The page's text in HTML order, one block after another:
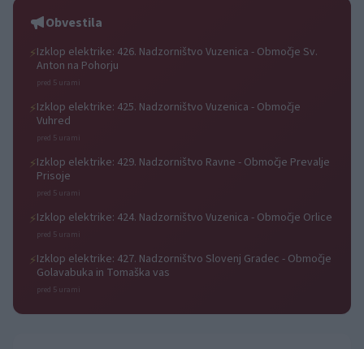
Obvestila
⚡Izklop elektrike: 426. Nadzorništvo Vuzenica - Območje Sv.
Anton na Pohorju
pred 5 urami
⚡Izklop elektrike: 425. Nadzorništvo Vuzenica - Območje
Vuhred
pred 5 urami
⚡Izklop elektrike: 429. Nadzorništvo Ravne - Območje Prevalje
Prisoje
pred 5 urami
⚡Izklop elektrike: 424. Nadzorništvo Vuzenica - Območje Orlice
pred 5 urami
⚡Izklop elektrike: 427. Nadzorništvo Slovenj Gradec - Območje
Golavabuka in Tomaška vas
pred 5 urami